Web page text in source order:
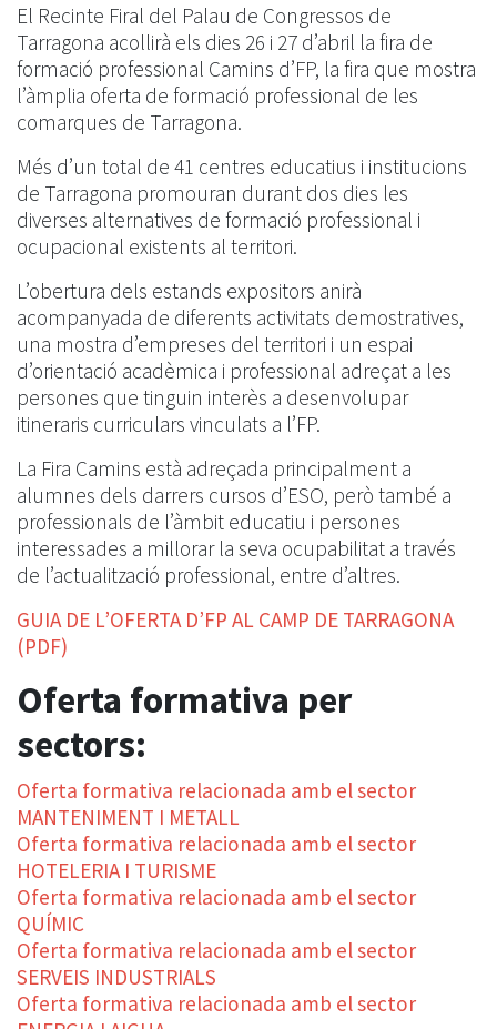
El Recinte Firal del Palau de Congressos de
Tarragona acollirà els dies 26 i 27 d’abril la fira de
formació professional Camins d’FP, la fira que mostra
l’àmplia oferta de formació professional de les
comarques de Tarragona.
Més d’un total de 41 centres educatius i institucions
de Tarragona promouran durant dos dies les
diverses alternatives de formació professional i
ocupacional existents al territori.
L’obertura dels estands expositors anirà
acompanyada de diferents activitats demostratives,
una mostra d’empreses del territori i un espai
d’orientació acadèmica i professional adreçat a les
persones que tinguin interès a desenvolupar
itineraris curriculars vinculats a l’FP.
La Fira Camins està adreçada principalment a
alumnes dels darrers cursos d’ESO, però també a
professionals de l’àmbit educatiu i persones
interessades a millorar la seva ocupabilitat a través
de l’actualització professional, entre d’altres.
GUIA DE L’OFERTA D’FP AL CAMP DE TARRAGONA
(PDF)
Oferta formativa per
sectors:
Oferta formativa relacionada amb el sector
MANTENIMENT I METALL
Oferta formativa relacionada amb el sector
HOTELERIA I TURISME
Oferta formativa relacionada amb el sector
QUÍMIC
Oferta formativa relacionada amb el sector
SERVEIS INDUSTRIALS
Oferta formativa relacionada amb el sector